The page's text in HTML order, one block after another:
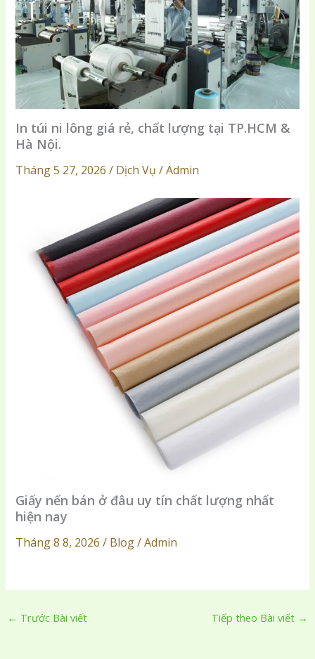
In túi ni lông giá rẻ, chất lượng tại TP.HCM &
Hà Nội.
Tháng 5 27, 2026 / Dịch Vụ / Admin
Giấy nến bán ở đâu uy tín chất lượng nhất
hiện nay
Tháng 8 8, 2026 / Blog / Admin
← Trước Bài viết Tiếp theo Bài viết →